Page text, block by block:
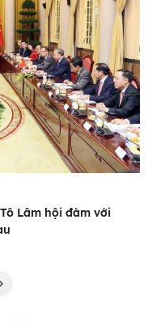
Lâm hội đàm với